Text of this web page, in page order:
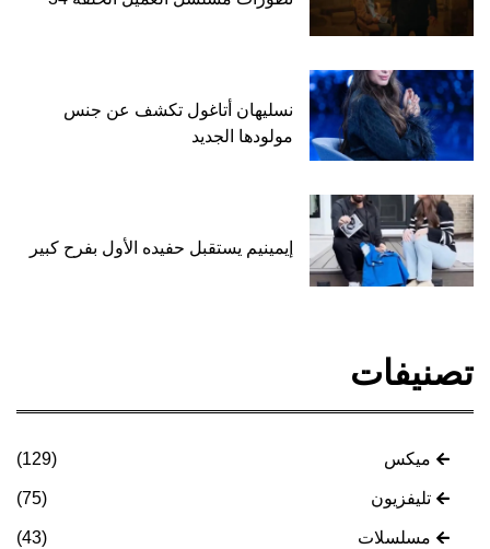
نسليهان أتاغول تكشف عن جنس
مولودها الجديد
إيمينيم يستقبل حفيده الأول بفرح كبير
تصنيفات
ميكس (129)
تليفزيون (75)
مسلسلات (43)